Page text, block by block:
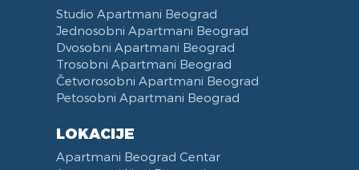
Studio Apartmani Beograd
Jednosobni Apartmani Beograd
Dvosobni Apartmani Beograd
Trosobni Apartmani Beograd
Četvorosobni Apartmani Beograd
Petosobni Apartmani Beograd
LOKACIJE
Apartmani Beograd Centar